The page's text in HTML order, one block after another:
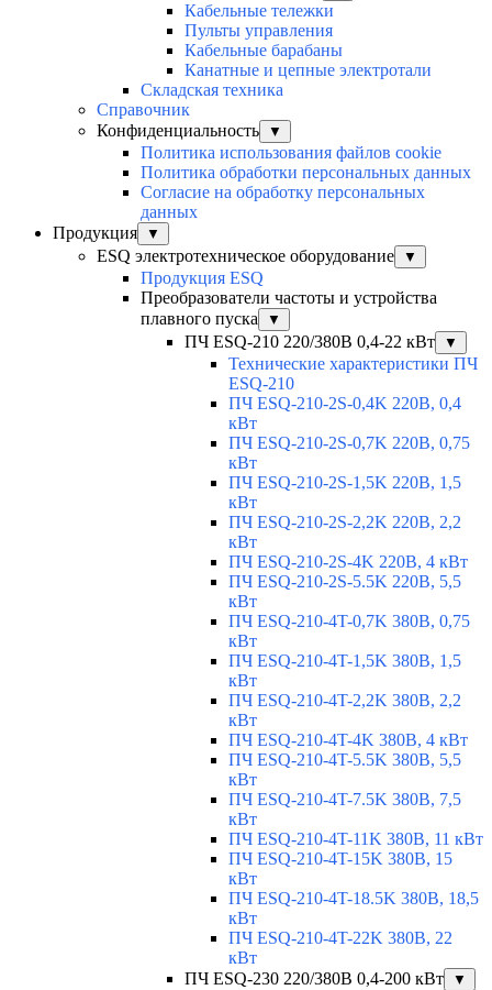
Кабельные тележки
Пульты управления
Кабельные барабаны
Канатные и цепные электротали
Складская техника
Справочник
Конфиденциальность
▼
Политика использования файлов cookie
Политика обработки персональных данных
Согласие на обработку персональных
данных
Продукция
▼
ESQ электротехническое оборудование ▼
Продукция ESQ
Преобразователи частоты и устройства
плавного пуска
▼
ПЧ ESQ-210 220/380В 0,4-22 кВт ▼
Технические характеристики ПЧ
ESQ-210
ПЧ ESQ-210-2S-0,4K 220В, 0,4
кВт
ПЧ ESQ-210-2S-0,7K 220В, 0,75
кВт
ПЧ ESQ-210-2S-1,5K 220В, 1,5
кВт
ПЧ ESQ-210-2S-2,2K 220В, 2,2
кВт
ПЧ ESQ-210-2S-4K 220В, 4 кВт
ПЧ ESQ-210-2S-5.5K 220В, 5,5
кВт
ПЧ ESQ-210-4T-0,7K 380В, 0,75
кВт
ПЧ ESQ-210-4T-1,5K 380В, 1,5
кВт
ПЧ ESQ-210-4T-2,2K 380В, 2,2
кВт
ПЧ ESQ-210-4T-4K 380В, 4 кВт
ПЧ ESQ-210-4T-5.5K 380В, 5,5
кВт
ПЧ ESQ-210-4T-7.5K 380В, 7,5
кВт
ПЧ ESQ-210-4T-11K 380В, 11 кВт
ПЧ ESQ-210-4T-15K 380В, 15
кВт
ПЧ ESQ-210-4T-18.5K 380В, 18,5
кВт
ПЧ ESQ-210-4T-22K 380В, 22
кВт
ПЧ ESQ-230 220/380В 0,4-200 кВт
▼